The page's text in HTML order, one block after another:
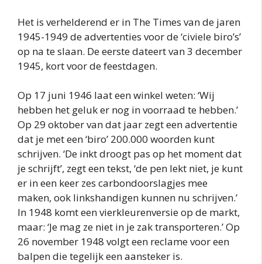
Het is verhelderend er in The Times van de jaren
1945-1949 de advertenties voor de ‘civiele biro’s’
op na te slaan. De eerste dateert van 3 december
1945, kort voor de feestdagen.
Op 17 juni 1946 laat een winkel weten: ‘Wij
hebben het geluk er nog in voorraad te hebben.’
Op 29 oktober van dat jaar zegt een advertentie
dat je met een ‘biro’ 200.000 woorden kunt
schrijven. ‘De inkt droogt pas op het moment dat
je schrijft’, zegt een tekst, ‘de pen lekt niet, je kunt
er in een keer zes carbondoorslagjes mee
maken, ook linkshandigen kunnen nu schrijven.’
In 1948 komt een vierkleurenversie op de markt,
maar: ‘Je mag ze niet in je zak transporteren.’ Op
26 november 1948 volgt een reclame voor een
balpen die tegelijk een aansteker is.